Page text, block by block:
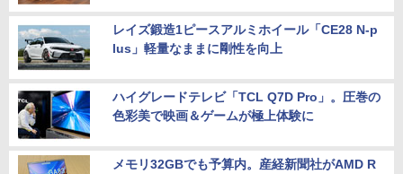
レイズ鍛造1ピースアルミホイール「CE28 N-p
lus」軽量なままに剛性を向上
ハイグレードテレビ「TCL Q7D Pro」。圧巻の
色彩美で映画＆ゲームが極上体験に
メモリ32GBでも予算内。産経新聞社がAMD R